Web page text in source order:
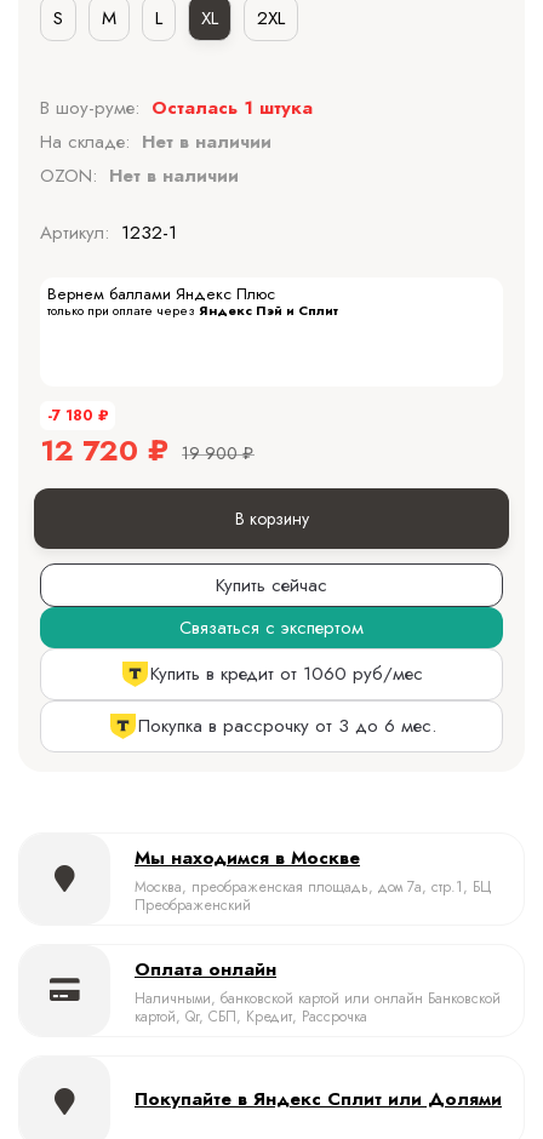
S
M L XL 2XL
В шоу-руме: Осталась 1 штука
На складе: Нет в наличии
OZON: Нет в наличии
Артикул: 1232-1
Вернем баллами Яндекс Плюс
только при оплате через Яндекс Пэй и Сплит
-7 180 ₽
12 720 ₽ 19 900 ₽
В корзину
Купить сейчас
Связаться с экспертом
Купить в кредит от 1060 руб/мес
Покупка в рассрочку от 3 до 6 мес.
Мы находимся в Москве
Москва, преображенская площадь, дом 7а, стр.1, БЦ
Преображенский
Оплата онлайн
Наличными, банковской картой или онлайн Банковской
картой, Qr, СБП, Кредит, Рассрочка
Покупайте в Яндекс Сплит или Долями